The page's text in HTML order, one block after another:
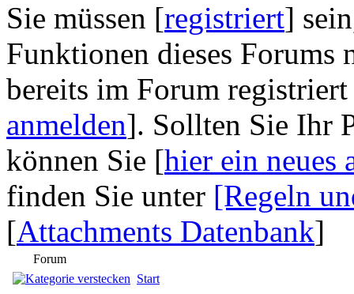
Sie müssen [registriert]
Funktionen dieses Forums
bereits im Forum
anmelden]. Sollten Sie Ihr
können Sie [hier ein neues
finden Sie unter [Regeln
[Attachments Datenbank]
Forum
Start